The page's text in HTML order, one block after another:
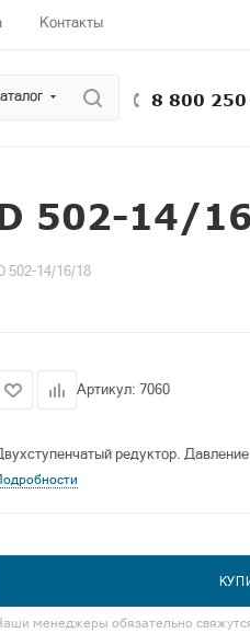
Контакты
8 800
502-14/
502-14/16/18
Артикул: 7060
редуктор.
менеджеры обязательно